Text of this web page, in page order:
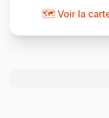
🗺️ Voir la